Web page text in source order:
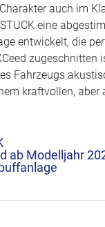
auch im
eine
entwickelt, die
zugeschnitten
Fahrzeugs
kraftvollen, aber
ab Modelljahr